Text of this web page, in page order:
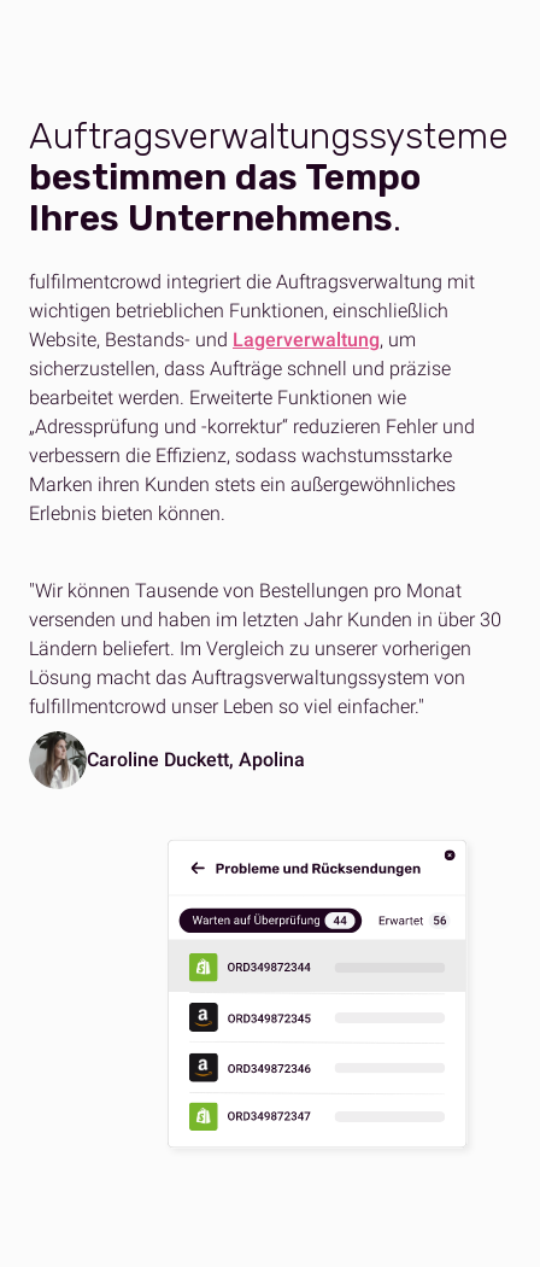
Auftragsverwaltungssysteme
bestimmen das Tempo
Ihres Unternehmens.
fulfilmentcrowd integriert die Auftragsverwaltung mit
wichtigen betrieblichen Funktionen, einschließlich
Website, Bestands- und Lagerverwaltung, um
sicherzustellen, dass Aufträge schnell und präzise
bearbeitet werden. Erweiterte Funktionen wie
„Adressprüfung und -korrektur“ reduzieren Fehler und
verbessern die Effizienz, sodass wachstumsstarke
Marken ihren Kunden stets ein außergewöhnliches
Erlebnis bieten können.
"Wir können Tausende von Bestellungen pro Monat
versenden und haben im letzten Jahr Kunden in über 30
Ländern beliefert. Im Vergleich zu unserer vorherigen
Lösung macht das Auftragsverwaltungssystem von
fulfillmentcrowd unser Leben so viel einfacher."
Caroline Duckett, Apolina